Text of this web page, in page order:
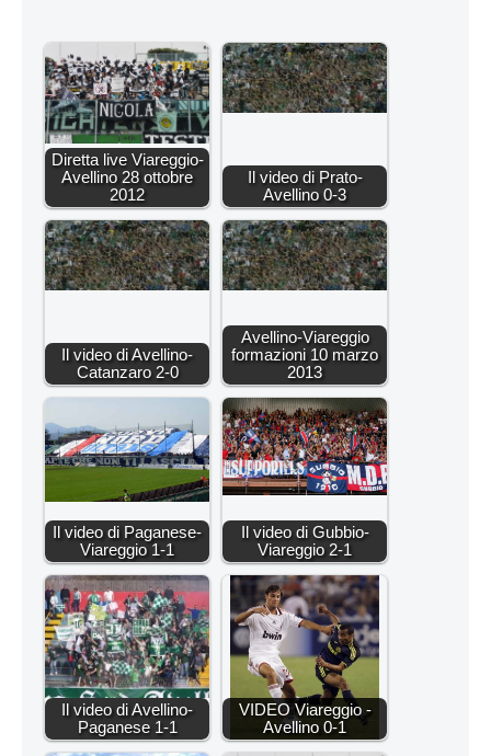
Diretta live Viareggio-
Avellino 28 ottobre
2012
Il video di Prato-
Avellino 0-3
Il video di Avellino-
Catanzaro 2-0
Avellino-Viareggio
formazioni 10 marzo
2013
Il video di Paganese-
Viareggio 1-1
Il video di Gubbio-
Viareggio 2-1
Il video di Avellino-
Paganese 1-1
VIDEO Viareggio -
Avellino 0-1